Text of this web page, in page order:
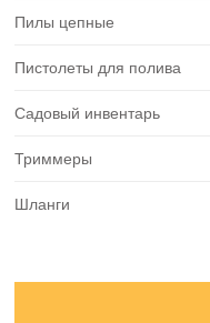
Пилы цепные
Пистолеты для полива
Садовый инвентарь
Триммеры
Шланги